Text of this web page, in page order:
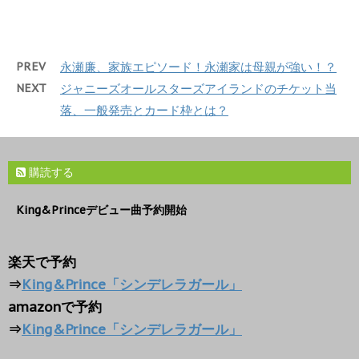
PREV 永瀬廉、家族エピソード！永瀬家は母親が強い！？
NEXT
ジャニーズオールスターズアイランドのチケット当
落、一般発売とカード枠とは？
購読する
King&Princeデビュー曲予約開始
楽天で予約
⇒King&Prince「シンデレラガール」
amazonで予約
⇒King&Prince「シンデレラガール」